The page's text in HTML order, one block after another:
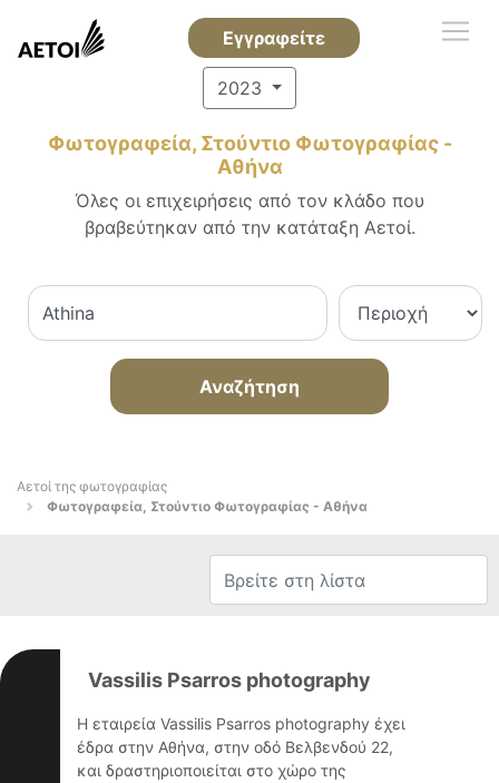
Εγγραφείτε
2023
Φωτογραφεία, Στούντιο Φωτογραφίας -
Αθήνα
Όλες οι επιχειρήσεις από τον κλάδο που
βραβεύτηκαν από την κατάταξη Αετοί.
Αναζήτηση
Αετοί της φωτογραφίας
Φωτογραφεία, Στούντιο Φωτογραφίας - Αθήνα
Vassilis Psarros photography
Η εταιρεία Vassilis Psarros photography έχει
έδρα στην Αθήνα, στην οδό Βελβενδού 22,
και δραστηριοποιείται στο χώρο της